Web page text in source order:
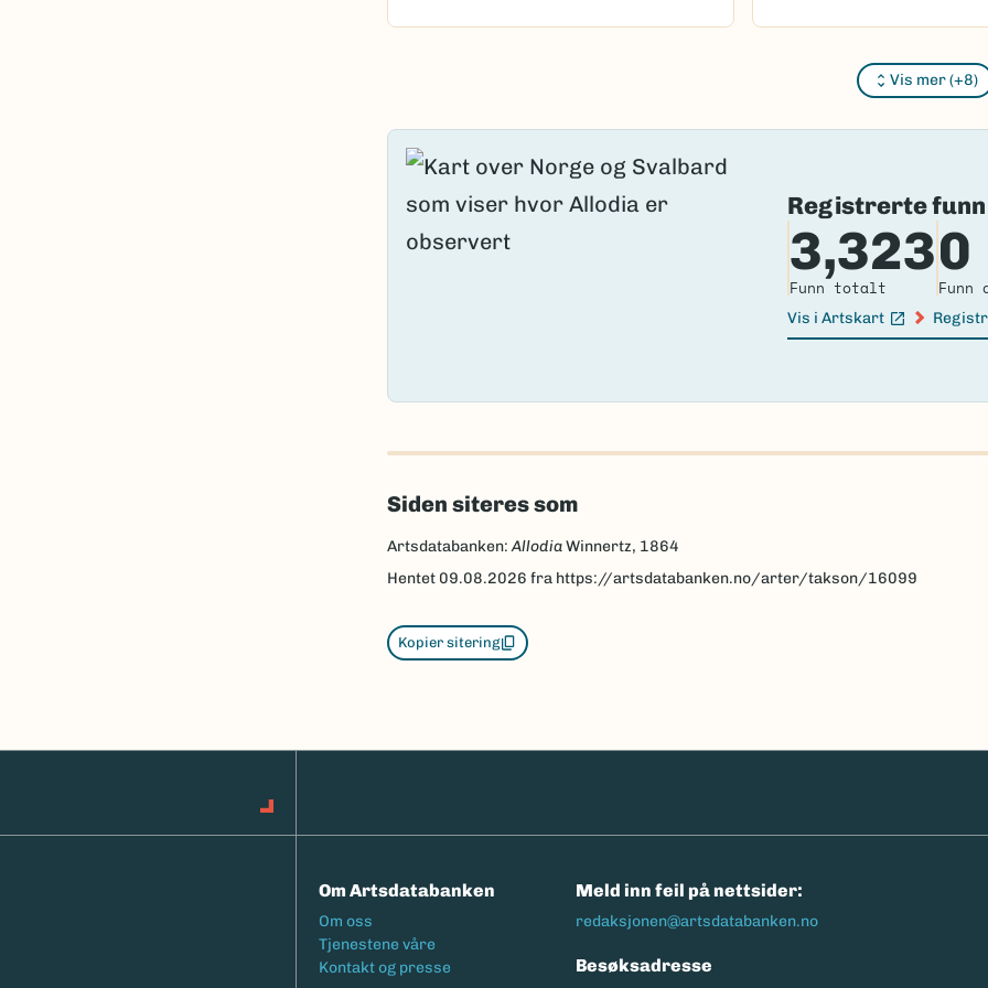
Vis mer (+8)
Registrerte funn
3,323
Funn totalt
0
Funn
Vis i Artskart
(Ekstern lenke)
Siden siteres som
Artsdatabanken:AllodiaWinnertz, 1864
Hentet 09.08.2026 fra https://artsdatabanken.no/arter/takson/16099
Kopier sitering
Om Artsdatabanken
Footermeny
Om oss
Tjenestene våre
Kontakt og presse
Meld inn feil på nettsider:
redaksjonen@artsdatabanken.no
Besøksadresse